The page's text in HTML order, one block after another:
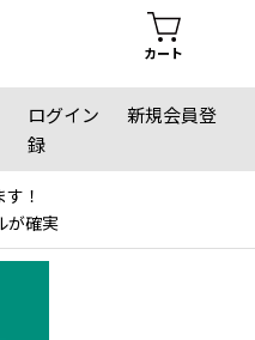
カート
ログイン
新規会員登
録
！
が確実